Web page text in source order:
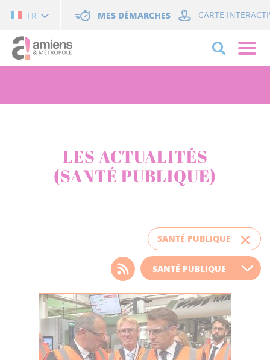
FR MES DÉMARCHES CARTE
LES ACTUALITÉS
(SANTÉ PUBLIQUE)
SANTÉ PUBLIQUE
Choisissez votre filtre
d'actualité